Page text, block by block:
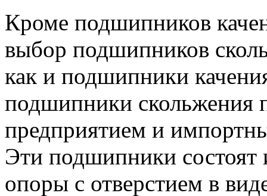
Кроме подшипников
выбор подшипников
как и подшипники
подшипники скольжения
предприятием и
Эти подшипники состоят
опоры с отверстием в